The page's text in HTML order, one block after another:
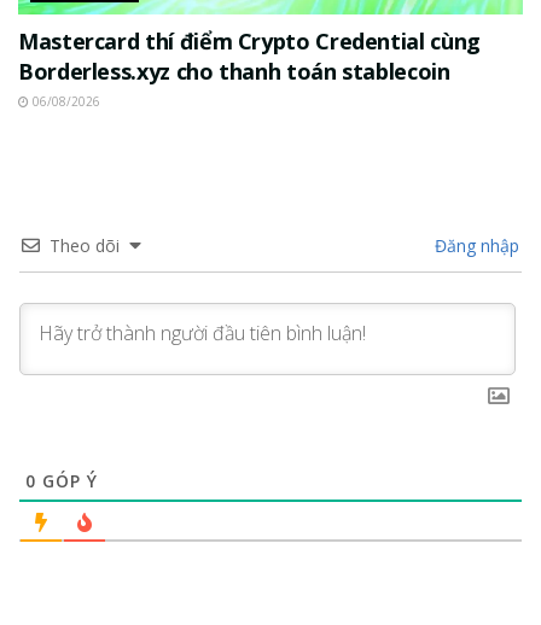
Mastercard thí điểm Crypto Credential cùng
Borderless.xyz cho thanh toán stablecoin
06/08/2026
Theo dõi Đăng nhập
0 GÓP Ý